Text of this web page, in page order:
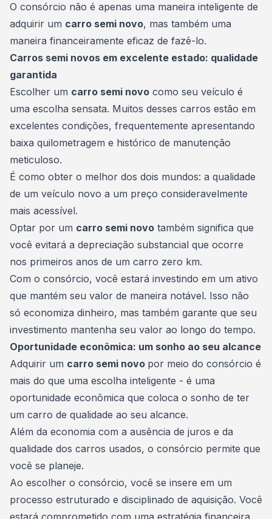
O consórcio não é apenas uma maneira inteligente de
adquirir um carro semi novo, mas também uma
maneira financeiramente eficaz de fazê-lo.
Carros semi novos em excelente estado: qualidade
garantida
Escolher um carro semi novo como seu veículo é
uma escolha sensata. Muitos desses carros estão em
excelentes condições, frequentemente apresentando
baixa quilometragem e histórico de manutenção
meticuloso.
É como obter o melhor dos dois mundos: a qualidade
de um veículo novo a um preço consideravelmente
mais acessível.
Optar por um carro semi novo também significa que
você evitará a depreciação substancial que ocorre
nos primeiros anos de um carro zero km.
Com o consórcio, você estará investindo em um ativo
que mantém seu valor de maneira notável. Isso não
só economiza dinheiro, mas também garante que seu
investimento mantenha seu valor ao longo do tempo.
Oportunidade econômica: um sonho ao seu alcance
Adquirir um carro semi novo por meio do consórcio é
mais do que uma escolha inteligente - é uma
oportunidade econômica que coloca o sonho de ter
um carro de qualidade ao seu alcance.
Além da economia com a ausência de juros e da
qualidade dos carros usados, o consórcio permite que
você se planeje.
Ao escolher o consórcio, você se insere em um
processo estruturado e disciplinado de aquisição. Você
estará comprometido com uma estratégia financeira